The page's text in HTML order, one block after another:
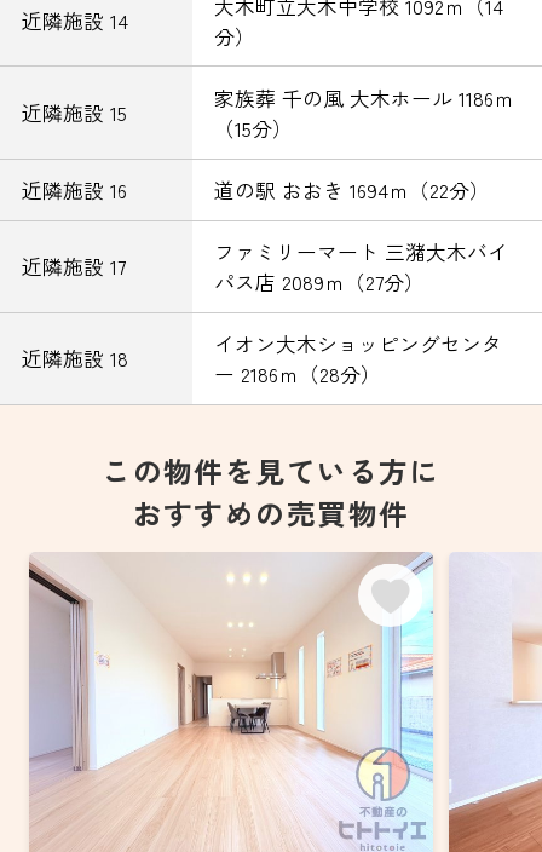
近隣施設 14
分）
近隣施設 15
家族葬 千の風 大木ホール 1186ｍ
（15分）
近隣施設 16 道の駅 おおき 1694ｍ（22分）
近隣施設 17
ファミリーマート 三潴大木バイ
パス店 2089ｍ（27分）
近隣施設 18
イオン大木ショッピングセンタ
ー 2186ｍ（28分）
この物件を見ている方に
おすすめの売買物件